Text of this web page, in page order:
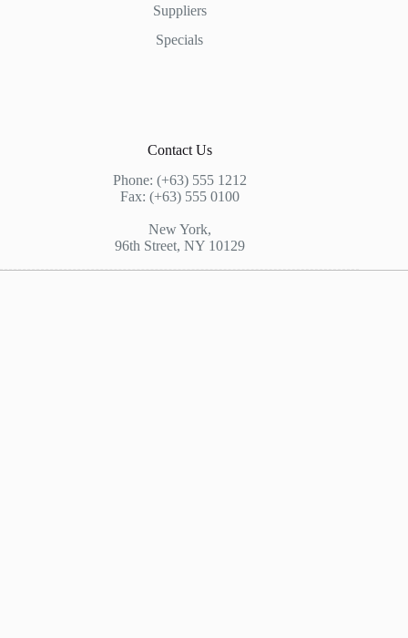
Suppliers
Specials
Contact Us
Phone: (+63) 555 1212
Fax: (+63) 555 0100
New York,
96th Street, NY 10129